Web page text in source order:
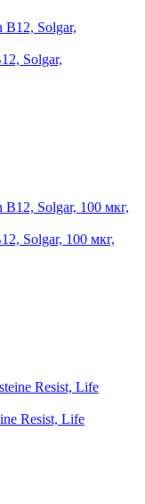
Solgar,
Solgar, 100 мкг,
Resist, Life